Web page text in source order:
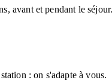
avant et pendant le séjour.
: on s'adapte à vous.